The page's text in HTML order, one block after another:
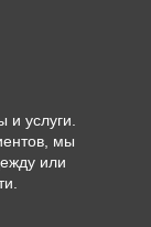
услуги.
мы
или